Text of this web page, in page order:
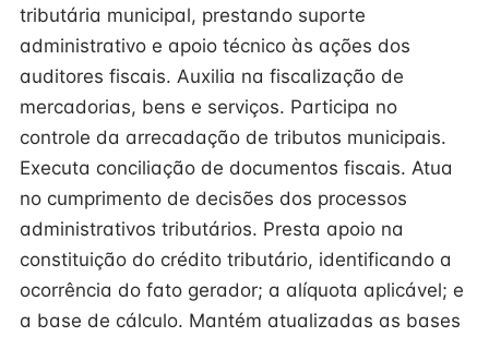
tributária municipal, prestando suporte
administrativo e apoio técnico às ações dos
auditores fiscais. Auxilia na fiscalização de
mercadorias, bens e serviços. Participa no
controle da arrecadação de tributos municipais.
Executa conciliação de documentos fiscais. Atua
no cumprimento de decisões dos processos
administrativos tributários. Presta apoio na
constituição do crédito tributário, identificando a
ocorrência do fato gerador; a alíquota aplicável; e
a base de cálculo. Mantém atualizadas as bases